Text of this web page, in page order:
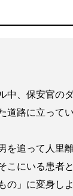
中、保安官の
道路に立って
を追って人里
こにいる患者
の」に変身し